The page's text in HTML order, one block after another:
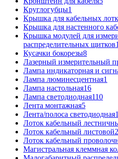
Круглогубцы1
Крышка для кабельных
Крышка для настенного
Крышка модулей для
распределительных щитков1
Кусачки бокорезы8
Лазерный измерительный
Лампа индикаторная и
Лампа люминесцентная1
Лампа настольная16
Лампа светодиодная110
Лента монтажная5
Лента/полоса светодиодная1
Лоток кабельный
Лоток кабельный листовой
Лоток кабельный
Магистральная клеммная